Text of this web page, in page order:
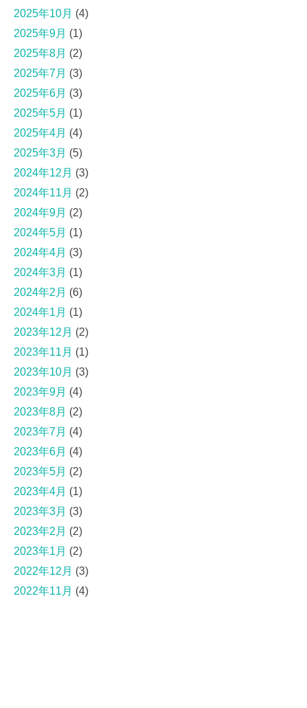
2025年10月 (4)
2025年9月 (1)
2025年8月 (2)
2025年7月 (3)
2025年6月 (3)
2025年5月 (1)
2025年4月 (4)
2025年3月 (5)
2024年12月 (3)
2024年11月 (2)
2024年9月 (2)
2024年5月 (1)
2024年4月 (3)
2024年3月 (1)
2024年2月 (6)
2024年1月 (1)
2023年12月 (2)
2023年11月 (1)
2023年10月 (3)
2023年9月 (4)
2023年8月 (2)
2023年7月 (4)
2023年6月 (4)
2023年5月 (2)
2023年4月 (1)
2023年3月 (3)
2023年2月 (2)
2023年1月 (2)
2022年12月 (3)
2022年11月 (4)